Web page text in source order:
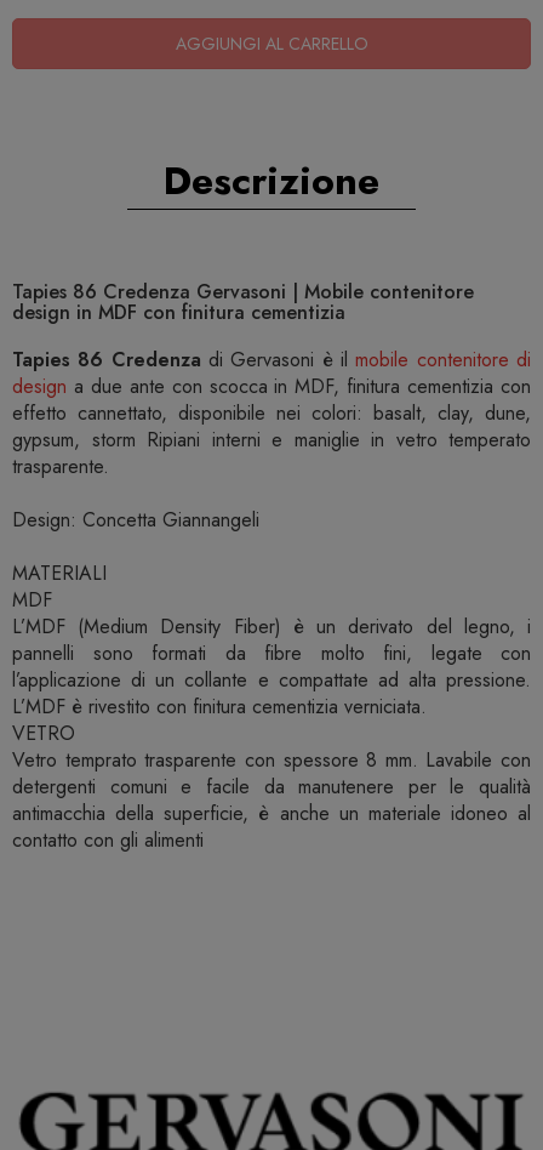
AGGIUNGI AL CARRELLO
Descrizione
Tapies 86 Credenza Gervasoni | Mobile contenitore
design in MDF con finitura cementizia
Tapies 86 Credenza di Gervasoni è ilmobile contenitore di
design a due ante con scocca in MDF, finitura cementizia con
effetto cannettato, disponibile nei colori: basalt, clay, dune,
gypsum, storm Ripiani interni e maniglie in vetro temperato
trasparente.
Design: Concetta Giannangeli
MATERIALI
MDF
L’MDF (Medium Density Fiber) è un derivato del legno, i
pannelli sono formati da fibre molto fini, legate con
l’applicazione di un collante e compattate ad alta pressione.
L’MDF è rivestito con finitura cementizia verniciata.
VETRO
Vetro temprato trasparente con spessore 8 mm. Lavabile con
detergenti comuni e facile da manutenere per le qualità
antimacchia della superficie, è anche un materiale idoneo al
contatto con gli alimenti